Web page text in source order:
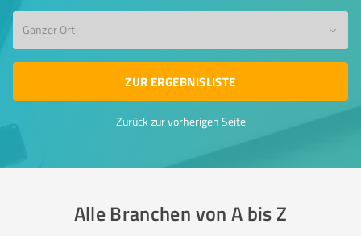
Ganzer Ort
ZUR ERGEBNISLISTE
Zurück zur vorherigen Seite
Alle Branchen von A bis Z​